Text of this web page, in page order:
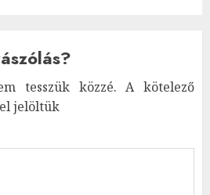
tesszük közzé. A kötelező
jelöltük